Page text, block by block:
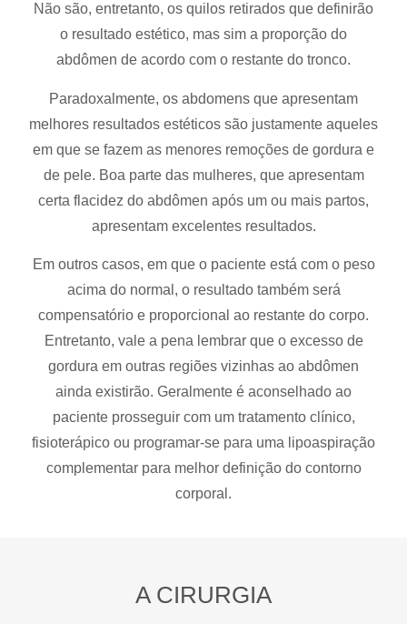
Não são, entretanto, os quilos retirados que definirão
o resultado estético, mas sim a proporção do
abdômen de acordo com o restante do tronco.
Paradoxalmente, os abdomens que apresentam
melhores resultados estéticos são justamente aqueles
em que se fazem as menores remoções de gordura e
de pele. Boa parte das mulheres, que apresentam
certa flacidez do abdômen após um ou mais partos,
apresentam excelentes resultados.
Em outros casos, em que o paciente está com o peso
acima do normal, o resultado também será
compensatório e proporcional ao restante do corpo.
Entretanto, vale a pena lembrar que o excesso de
gordura em outras regiões vizinhas ao abdômen
ainda existirão. Geralmente é aconselhado ao
paciente prosseguir com um tratamento clínico,
fisioterápico ou programar-se para uma lipoaspiração
complementar para melhor definição do contorno
corporal.
A CIRURGIA